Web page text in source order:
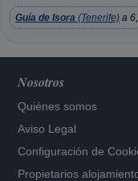
Guía de Isora (Tenerife) a
Nosotros
Quiénes somos
Aviso Legal
Configuración de
Propietarios